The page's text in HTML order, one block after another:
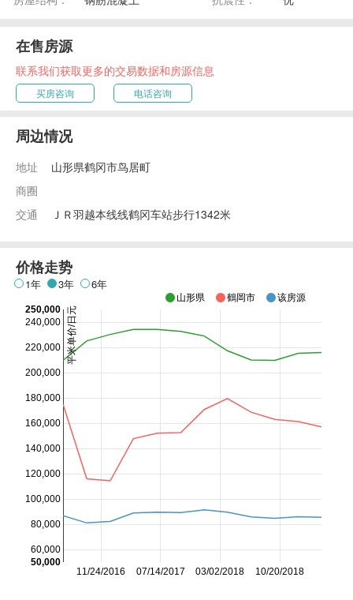
在售房源
联系我们获取更多的交易数据和房源信息
买房咨询 电话咨询
周边情况
地址
山形県鹤冈市鸟居町
商圈
交通
ＪＲ羽越本线线鹤冈车站步行1342米
价格走势
1年 3年 6年
11/24/2016 07/14/2017 03/02/2018 10/20/2018
60,000
80,000
100,000
120,000
140,000
160,000
180,000
200,000
220,000
240,000
50,000
250,000
山形県 鶴岡市 该房源
平米单价/日元